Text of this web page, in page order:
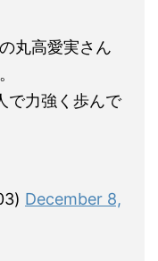
丸高愛実さん
で力強く歩んで
December 8,